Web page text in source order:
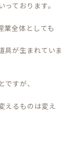
ております。
業全体としても
具が生まれていま
すが、
えるものは変え